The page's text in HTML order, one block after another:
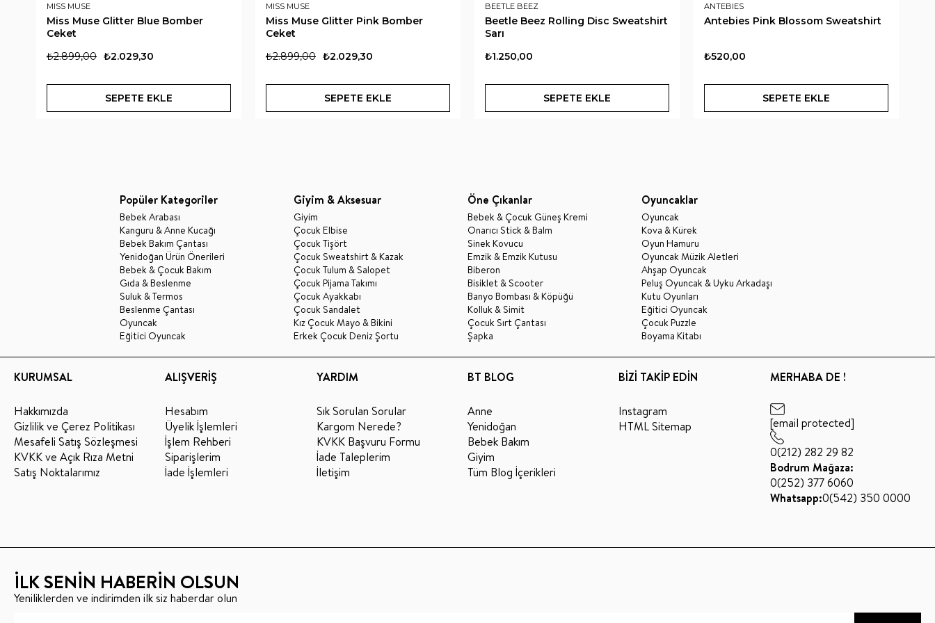
MISS MUSE
Miss Muse Glitter Blue Bomber
Ceket
₺2.029,30
₺2.899,00
SEPETE EKLE
MISS MUSE
Miss Muse Glitter Pink Bomber
Ceket
₺2.029,30
₺2.899,00
SEPETE EKLE
BEETLE BEEZ
Beetle Beez Rolling Disc Sweatshirt
Sarı
₺1.250,00
SEPETE EKLE
ANTEBIES
Antebies Pink Blossom Sweatshirt
₺520,00
SEPETE EKLE
Popüler Kategoriler
Bebek Arabası
Kanguru & Anne Kucağı
Bebek Bakım Çantası
Yenidoğan Ürün Önerileri
Bebek & Çocuk Bakım
Gıda & Beslenme
Suluk & Termos
Beslenme Çantası
Oyuncak
Eğitici Oyuncak
Giyim & Aksesuar
Giyim
Çocuk Elbise
Çocuk Tişört
Çocuk Sweatshirt & Kazak
Çocuk Tulum & Salopet
Çocuk Pijama Takımı
Çocuk Ayakkabı
Çocuk Sandalet
Kız Çocuk Mayo & Bikini
Erkek Çocuk Deniz Şortu
Öne Çıkanlar
Bebek & Çocuk Güneş Kremi
Onarıcı Stick & Balm
Sinek Kovucu
Emzik & Emzik Kutusu
Biberon
Bisiklet & Scooter
Banyo Bombası & Köpüğü
Kolluk & Simit
Çocuk Sırt Çantası
Şapka
Oyuncaklar
Oyuncak
Kova & Kürek
Oyun Hamuru
Oyuncak Müzik Aletleri
Ahşap Oyuncak
Peluş Oyuncak & Uyku Arkadaşı
Kutu Oyunları
Eğitici Oyuncak
Çocuk Puzzle
Boyama Kitabı
KURUMSAL
Hakkımızda
Gizlilik ve Çerez Politikası
Mesafeli Satış Sözleşmesi
KVKK ve Açık Rıza Metni
Satış Noktalarımız
ALIŞVERİŞ
Hesabım
Üyelik İşlemleri
İşlem Rehberi
Siparişlerim
İade İşlemleri
YARDIM
Sık Sorulan Sorular
Kargom Nerede?
KVKK Başvuru Formu
İade Taleplerim
İletişim
BT BLOG
Anne
Yenidoğan
Bebek Bakım
Giyim
Tüm Blog İçerikleri
BİZİ TAKİP EDİN
Instagram
HTML Sitemap
MERHABA DE !
[email protected]
0(212) 282 29 82
Bodrum Mağaza:
0(252) 377 6060
Whatsapp:0(542) 350 0000
İLK SENİN HABERİN OLSUN
Yeniliklerden ve indirimden ilk siz haberdar olun